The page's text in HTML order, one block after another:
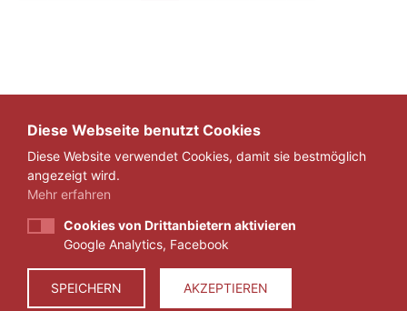
IMPRESSUM
DATENSCHUTZ
© 2026 ZEIT FÜR VERANTWORTUNG E.V.
Diese Webseite benutzt Cookies
Diese Website verwendet Cookies, damit sie bestmöglich
angezeigt wird.
Mehr erfahren
Cookies von Drittanbietern aktivieren
Google Analytics, Facebook
SPEICHERN AKZEPTIEREN